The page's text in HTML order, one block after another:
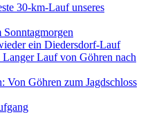
30-km-Lauf unseres
ein Diedersdorf-Lauf
Lauf von Göhren nach
Von Göhren zum Jagdschloss